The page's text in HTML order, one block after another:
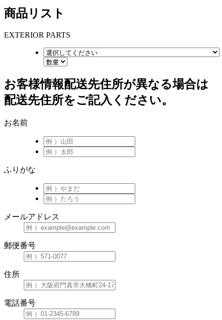
商品リスト
EXTERIOR PARTS
お客様情報配送先住所が異なる場合は
配送先住所をご記入ください。
お名前
ふりがな
メールアドレス
郵便番号
住所
電話番号